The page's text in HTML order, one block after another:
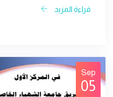
قراءة المزيد
Sep
05